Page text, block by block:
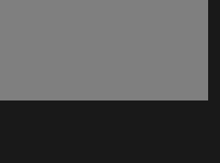
nueva ventana)